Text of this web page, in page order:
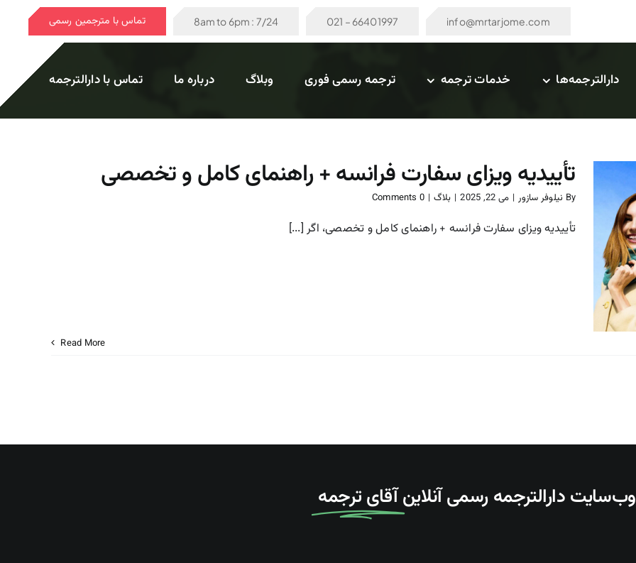
info@mrtarjome.com
66401997 – 021
7/24 : 8am to 6pm تماس با مترجمین رسمی
دارالترجمه‌ها خدمات ترجمه ترجمه رسمی فوری وبلاگ درباره ما تماس با دارالترجمه
تأییدیه ویزای سفارت فرانسه
تأییدیه ویزای سفارت فرانسه + راهنمای کامل و تخصصی
By نیلوفر سازور | می 22, 2025 | بلاگ |
0 Comments
تأییدیه ویزای سفارت فرانسه + راهنمای کامل و تخصصی، اگر [...]
Read More
وب‌سایت دارالترجمه رسمی آنلاینآقای ترجمه